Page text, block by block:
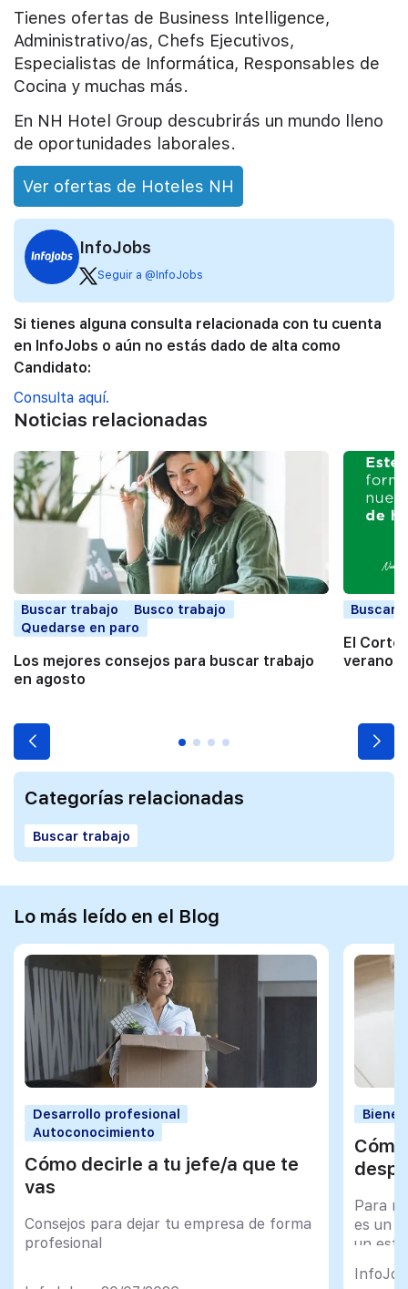
Tienes ofertas de Business Intelligence,
Administrativo/as, Chefs Ejecutivos,
Especialistas de Informática, Responsables de
Cocina y muchas más.
En NH Hotel Group descubrirás un mundo lleno
de oportunidades laborales.
Ver ofertas de Hoteles NH
InfoJobs
Seguir a @InfoJobs
Si tienes alguna consulta relacionada con tu cuenta
en InfoJobs o aún no estás dado de alta como
Candidato:
Consulta aquí.
Noticias relacionadas
Buscar trabajo
Busco trabajo
Quedarse en paro
Los mejores consejos para buscar trabajo
en agosto
Buscar
El Corte
verano
Categorías relacionadas
Buscar trabajo
Lo más leído en el Blog
Desarrollo profesional
Autoconocimiento
Cómo decirle a tu jefe/a que te
vas
Consejos para dejar tu empresa de forma
profesional
Para
es un
un